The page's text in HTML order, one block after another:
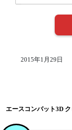
2015年1月29日
エースコンバット3D